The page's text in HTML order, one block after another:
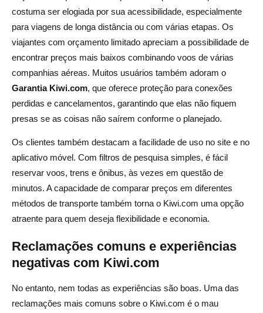
costuma ser elogiada por sua acessibilidade, especialmente
para viagens de longa distância ou com várias etapas. Os
viajantes com orçamento limitado apreciam a possibilidade de
encontrar preços mais baixos combinando voos de várias
companhias aéreas. Muitos usuários também adoram o
Garantia Kiwi.com, que oferece proteção para conexões
perdidas e cancelamentos, garantindo que elas não fiquem
presas se as coisas não saírem conforme o planejado.
Os clientes também destacam a facilidade de uso no site e no
aplicativo móvel. Com filtros de pesquisa simples, é fácil
reservar voos, trens e ônibus, às vezes em questão de
minutos. A capacidade de comparar preços em diferentes
métodos de transporte também torna o Kiwi.com uma opção
atraente para quem deseja flexibilidade e economia.
Reclamações comuns e experiências
negativas com Kiwi.com
No entanto, nem todas as experiências são boas. Uma das
reclamações mais comuns sobre o Kiwi.com é o mau